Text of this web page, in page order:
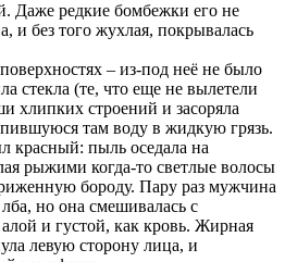
Даже редкие бомбежки его не
и без того жухлая, покрывалась
– из-под неё не было
стекла (те, что еще не вылетели
хлипких строений и засоряла
там воду в жидкую грязь.
красный: пыль оседала на
рыжими когда-то светлые волосы
бороду. Пару раз мужчина
но она смешивалась с
и густой, как кровь. Жирная
левую сторону лица, и